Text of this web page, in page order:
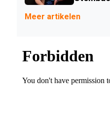
Meer artikelen